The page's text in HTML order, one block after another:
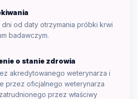
dni od daty otrzymania próbki krwi
badawczym.
o stanie zdrowia
akredytowanego weterynarza i
przez oficjalnego weterynarza
przez właściwy